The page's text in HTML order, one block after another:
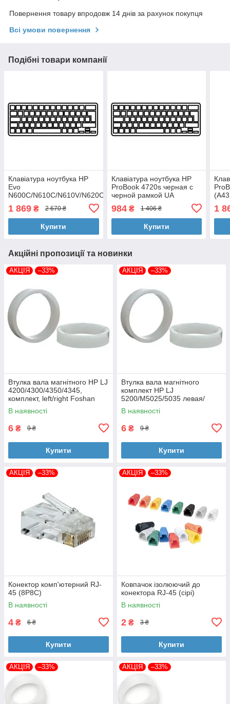
Повернення товару впродовж 14 днів за рахунок покупця
Всі умови повернення
Подібні товари компанії
Клавіатура ноутбука HP
Evo
N600C/N610C/N610V/N620C
1 869 ₴ 2 670 ₴
Купити
Клавіатура ноутбука HP
ProBook 4720s черная с
черной рамкой UA
984₴ 1 406 ₴
Купити
1
Акційні пропозиції та новинки
АКЦІЯ –33%
Втулка вала магнітного HP LJ
4200/4300/4350/4345,
комплект, left/right Foshan
(MAG-1338A-BSH-Foshan)
В наявності
6 ₴ 9 ₴
Купити
АКЦІЯ –33%
Втулка вала магнітного
комплект HP LJ
5200/M5025/5035 левая/
правая Foshan (MAG-7516A-
BSH-Foshan)
В наявності
6 ₴ 9 ₴
Купити
АКЦІЯ –33%
Конектор комп'ютерний RJ-
45 (8P8C)
В наявності
4 ₴ 6 ₴
Купити
АКЦІЯ –33%
Ковпачок ізолюючий до
конектора RJ-45 (сірі)
В наявності
2 ₴ 3 ₴
Купити
АКЦІЯ –33% АКЦІЯ –33%